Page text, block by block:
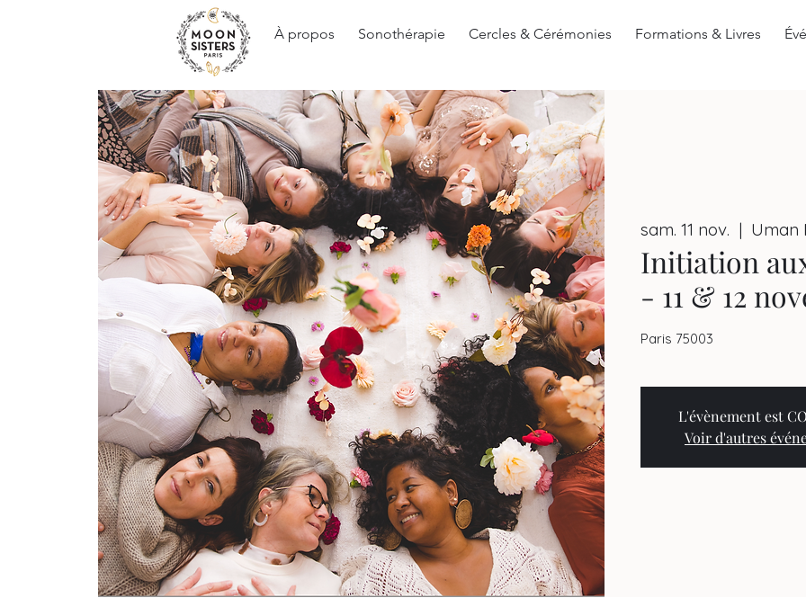
À propos Sonothérapie Cercles & Cérémonies Formations & Livres
sam. 11 nov.
  |
Uman
Initiation
- 11 & 12
Paris 75003
L'évènement est
Voir d'autres